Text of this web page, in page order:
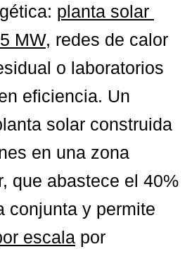
planta solar
MW, redes de calor
o laboratorios
eficiencia. Un
solar construida
en una zona
que abastece el 40%
escala por